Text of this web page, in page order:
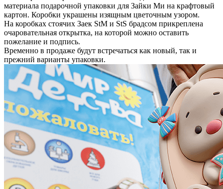
материала подарочной упаковки для Зайки Ми на крафтовый
картон. Коробки украшены изящным цветочным узором.
На коробках стоячих Заек StM и StS брадсом прикреплена
очаровательная открытка, на которой можно оставить
пожелание и подпись.
Временно в продаже будут встречаться как новый, так и
прежний варианты упаковки.